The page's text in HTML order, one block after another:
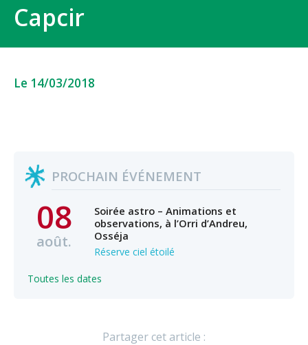
Capcir
Le 14/03/2018
PROCHAIN ÉVÉNEMENT
08
août.
Soirée astro – Animations et
observations, à l’Orri d’Andreu,
Osséja
Réserve ciel étoilé
Toutes les dates
Partager cet article :